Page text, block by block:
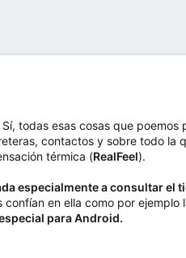
Sí, todas esas cosas que
contactos y sobre todo la
térmica (RealFeel).
especialmente a consultar el
en ella como por
para Android.